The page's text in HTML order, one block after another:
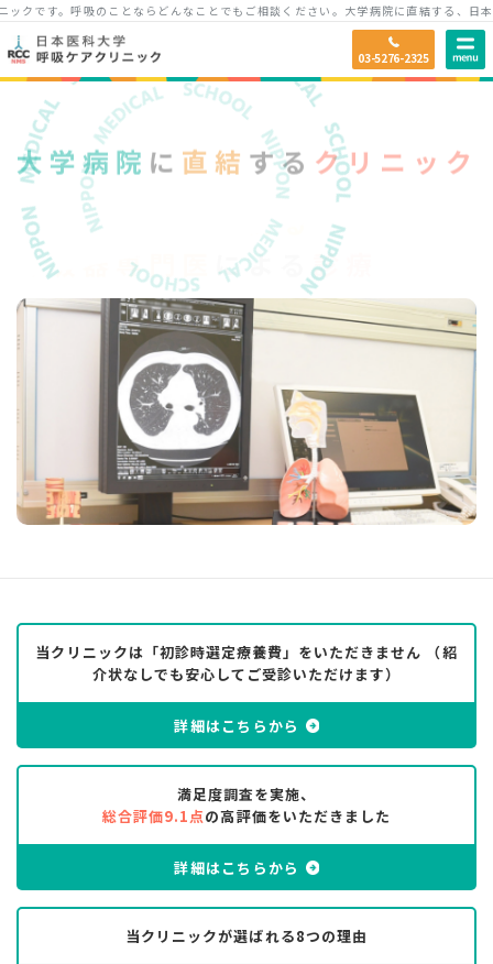
です。呼吸のことならどんなことでもご相談ください。大学病院に直結する、日本医
03-5276-2325
日本医科大学
呼吸器専門医
診療
大学病院 に 直結 する クリニック
呼吸
どんなこと
ご相談
227名 (69.6％の回答率)
当クリニックは「初診時選定療養費」をいただきません （紹
介状なしでも安心してご受診いただけます）
詳細はこちらから
満足度調査を実施、
総合評価9.1点の高評価をいただきました
詳細はこちらから
当クリニックが選ばれる8つの理由